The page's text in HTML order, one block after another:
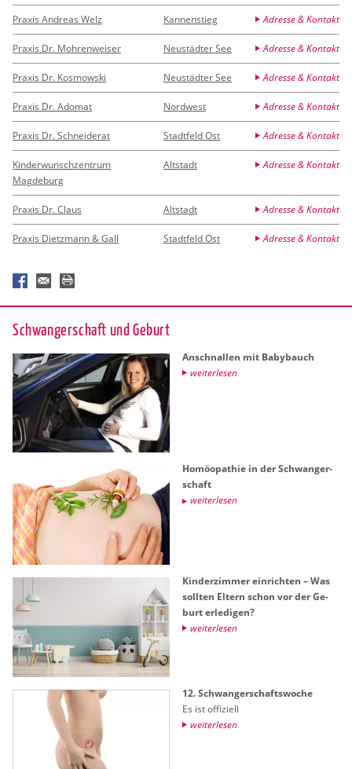
Praxis Andreas Welz Kannenstieg Adresse & Kontakt
Praxis Dr. Mohrenweiser Neustädter See Adresse & Kontakt
Praxis Dr. Kosmowski Neustädter See Adresse & Kontakt
Praxis Dr. Adomat Nordwest Adresse & Kontakt
Praxis Dr. Schneiderat Stadtfeld Ost Adresse & Kontakt
Kinderwunschzentrum
Magdeburg
Altstadt Adresse & Kontakt
Praxis Dr. Claus Altstadt Adresse & Kontakt
Praxis Dietzmann & Gall Stadtfeld Ost Adresse & Kontakt
Schwan­ger­schaft und Ge­burt
An­schnal­len mit Ba­by­bauch
wei­ter­le­sen
Ho­möo­pa­thie in der Schwan­ger­
schaft
wei­ter­le­sen
Kin­der­zim­mer ein­rich­ten – Was
soll­ten El­tern schon vor der Ge­
burt er­le­di­gen?
wei­ter­le­sen
12. Schwan­ger­schafts­wo­che
Es ist of­fi­zi­ell
wei­ter­le­sen